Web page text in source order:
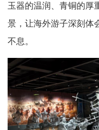
玉器的温润、青铜的厚
景，让海外游子深刻体
不息。